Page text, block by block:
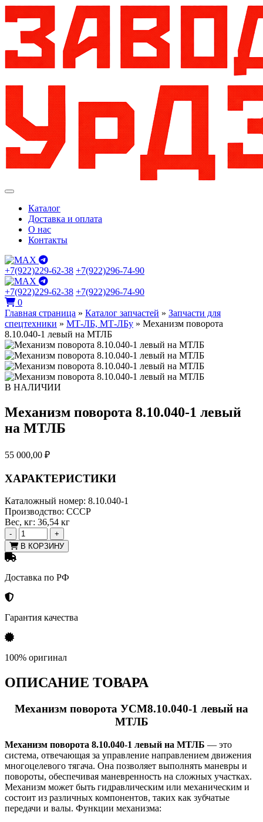
Каталог
Доставка и оплата
О нас
Контакты
+7(922)229-62-38 +7(922)296-74-90
+7(922)229-62-38 +7(922)296-74-90
0
Главная страница » Каталог запчастей » Запчасти для
спецтехники » МТ-ЛБ, МТ-ЛБу » Механизм поворота
8.10.040-1 левый на МТЛБ
В НАЛИЧИИ
Механизм поворота 8.10.040-1 левый
на МТЛБ
55 000,00 ₽
ХАРАКТЕРИСТИКИ
Каталожный номер: 8.10.040-1
Производство: СССР
Вес, кг: 36,54 кг
-
+
В КОРЗИНУ
Доставка по РФ
Гарантия качества
100% оригинал
ОПИСАНИЕ ТОВАРА
Механизм поворота УСМ8.10.040-1 левый на
МТЛБ
Механизм поворота 8.10.040-1 левый на МТЛБ — это
система, отвечающая за управление направлением движения
многоцелевого тягача. Она позволяет выполнять маневры и
повороты, обеспечивая маневренность на сложных участках.
Механизм может быть гидравлическим или механическим и
состоит из различных компонентов, таких как зубчатые
передачи и валы. Функции механизма: